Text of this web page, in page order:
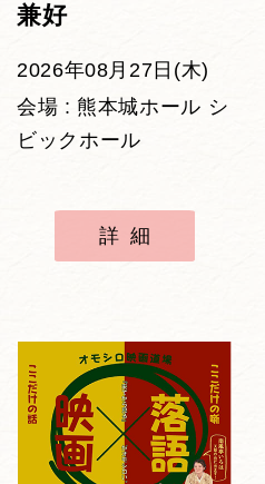
兼好
2026年08月27日(木)
会場 : 熊本城ホール シ
ビックホール
詳細